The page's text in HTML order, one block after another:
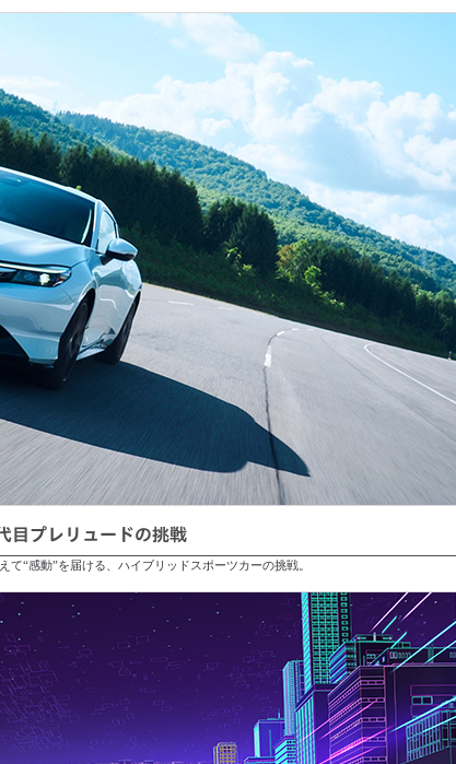
目プレリュードの挑戦
“感動”を届ける、ハイブリッドスポーツカーの挑戦。